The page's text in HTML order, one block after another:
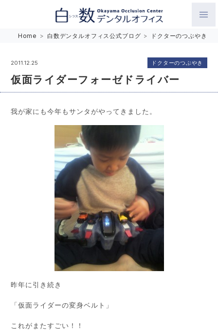
Home > 白数デンタルオフィス公式ブログ > ドクターのつぶやき
2011.12.25
仮面ライダーフォーゼドライバー
ドクターのつぶやき
我が家にも今年もサンタがやってきました。
昨年に引き続き
「仮面ライダーの変身ベルト」
これがまたすごい！！